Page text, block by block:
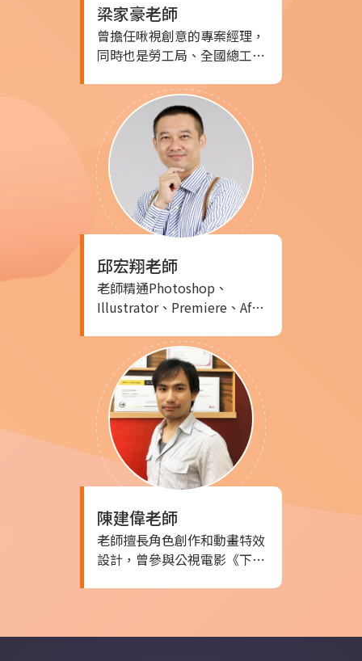
梁家豪老師
曾擔任啾視創意的專案經理，
同時也是勞工局、全國總工會
師，負責教授相關的多媒體設
計技術。此外，他還在休閒風
戶外休閒領域擔任視覺設計
師，豐富了他的實務經驗。 擁
有豐富的接案經驗和17年以上
的實務教學經驗，老師能以專
業的態度和豐富的實務經驗，
為學生提供全面的設計知識和
設計領域取得成功。
邱宏翔老師
老師精通Photoshop、
Illustrator、Premiere、After
豐富的多媒體設計經驗。曾擔
任遠東科大多媒體與遊戲發展
系的講師，以及在威智數位、
Studio 2、諾亞數位科技公司
等擔任不同職務。他的專案包
括台南市傳說對決市長盃反毒
電競錦標賽動畫、台南市新市
毛豆節微電影競賽片等，展示
能力。
陳建偉老師
老師擅長角色創作和動畫特效
設計，曾參與公視電影《下落
在各大企業擔任設計指導，包